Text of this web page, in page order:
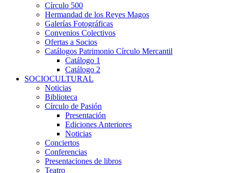
Círculo 500
Hermandad de los Reyes Magos
Galerías Fotográficas
Convenios Colectivos
Ofertas a Socios
Catálogos Patrimonio Círculo Mercantil
Catálogo 1
Catálogo 2
SOCIOCULTURAL
Noticias
Biblioteca
Círculo de Pasión
Presentación
Ediciones Anteriores
Noticias
Conciertos
Conferencias
Presentaciones de libros
Teatro